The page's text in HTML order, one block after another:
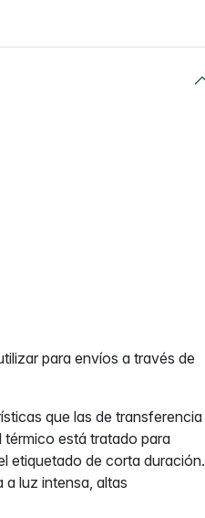
para envíos a través de
que las de transferencia
térmico está tratado para
etiquetado de corta duración.
luz intensa, altas